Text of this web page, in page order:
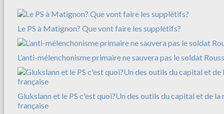
Le PS à Matignon? Que vont faire les supplétifs?
L’anti-mélenchonisme primaire ne sauvera pas le soldat
Glukslann et le PS c'est quoi?Un des outils du capital et de
française